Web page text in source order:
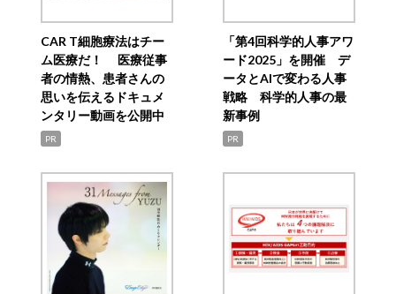
CAR T細胞療法はチー
ム医療だ！ 医療従事
者の情熱、患者さんの
思いを伝えるドキュメ
ンタリー動画を公開中
PR
「第4回科学的人事アワ
ード2025」を開催 デ
ータとAIで変わる人事
戦略 科学的人事の最
新事例
PR